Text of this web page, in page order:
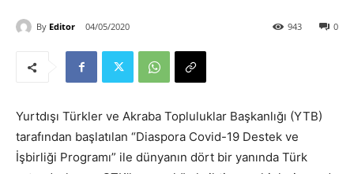
By Editor 04/05/2020 0
943
Yurtdışı Türkler ve Akraba Topluluklar Başkanlığı (YTB)
tarafından başlatılan “Diaspora Covid-19 Destek ve
İşbirliği Programı” ile dünyanın dört bir yanında Türk